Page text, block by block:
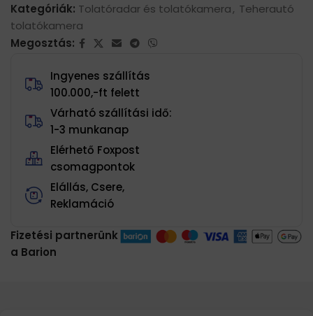
Kategóriák: Tolatóradar és tolatókamera, Teherautó
tolatókamera
Megosztás:
Ingyenes szállítás
100.000,-ft felett
Várható szállítási idő:
1-3 munkanap
Elérhető Foxpost
csomagpontok
Elállás, Csere,
Reklamáció
Fizetési partnerünk
a Barion